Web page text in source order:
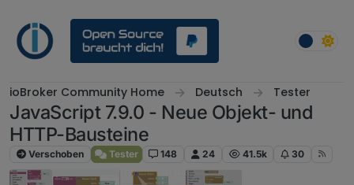
ioBroker Community Home Deutsch Tester
JavaScript 7.9.0 - Neue Objekt- und
HTTP-Bausteine
Verschoben Tester 148 24 41.5k 30